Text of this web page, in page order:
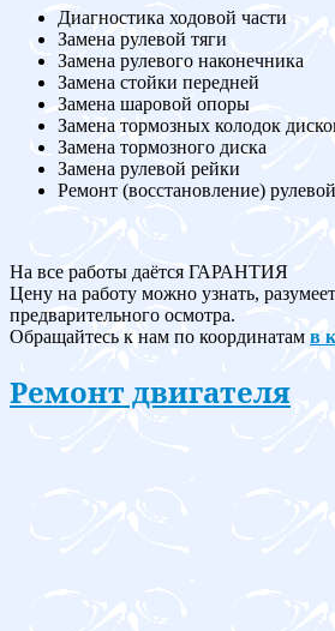
Диагностика ходовой части
Замена рулевой тяги
Замена рулевого наконечника
Замена стойки передней
Замена шаровой опоры
Замена тормозных колодок
Замена тормозного диска
Замена рулевой рейки
Ремонт (восстановление)
На все работы даётся ГАРАНТИЯ
Цену на работу можно узнать,
предварительного осмотра.
Обращайтесь к нам по координатам в
Ремонт двигателя